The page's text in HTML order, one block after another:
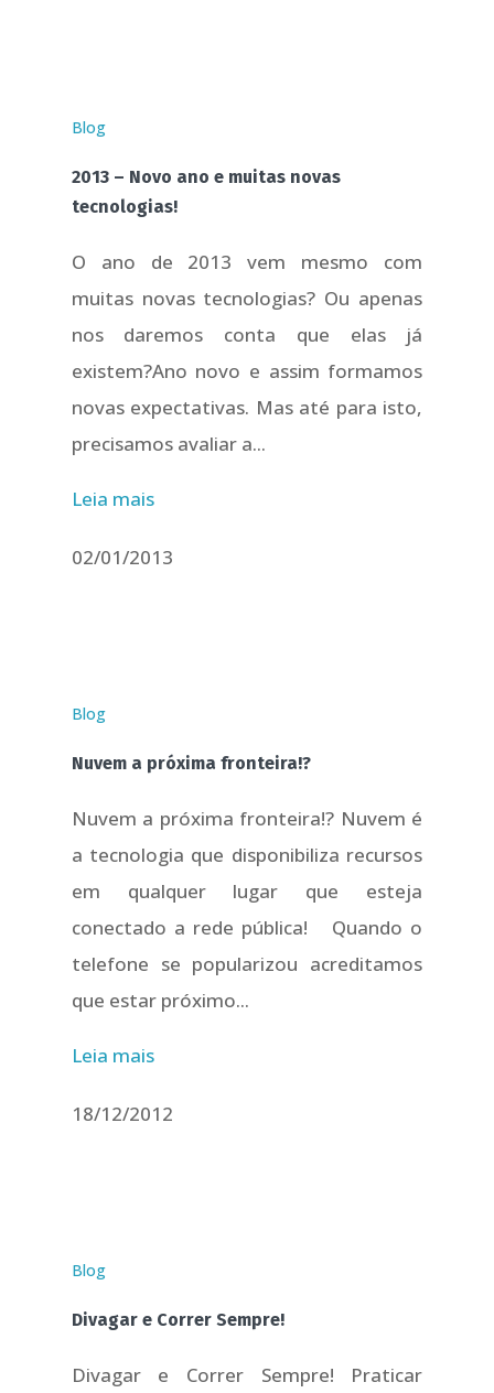
Blog
2013 – Novo ano e muitas novas
tecnologias!
O ano de 2013 vem mesmo com
muitas novas tecnologias? Ou apenas
nos daremos conta que elas já
existem?Ano novo e assim formamos
novas expectativas. Mas até para isto,
precisamos avaliar a...
Leia mais
02/01/2013
Blog
Nuvem a próxima fronteira!?
Nuvem a próxima fronteira!? Nuvem é
a tecnologia que disponibiliza recursos
em qualquer lugar que esteja
conectado a rede pública! Quando o
telefone se popularizou acreditamos
que estar próximo...
Leia mais
18/12/2012
Blog
Divagar e Correr Sempre!
Divagar e Correr Sempre! Praticar